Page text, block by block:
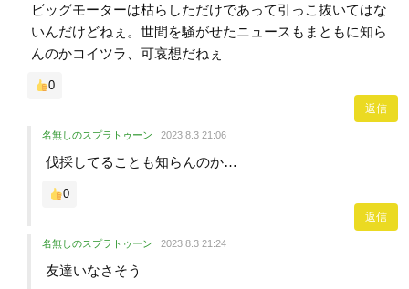
ビッグモーターは枯らしただけであって引っこ抜いてはな
いんだけどねぇ。世間を騒がせたニュースもまともに知ら
んのかコイツラ、可哀想だねぇ
0
返信
名無しのスプラトゥーン 2023.8.3 21:06
伐採してることも知らんのか…
0
返信
名無しのスプラトゥーン 2023.8.3 21:24
友達いなさそう